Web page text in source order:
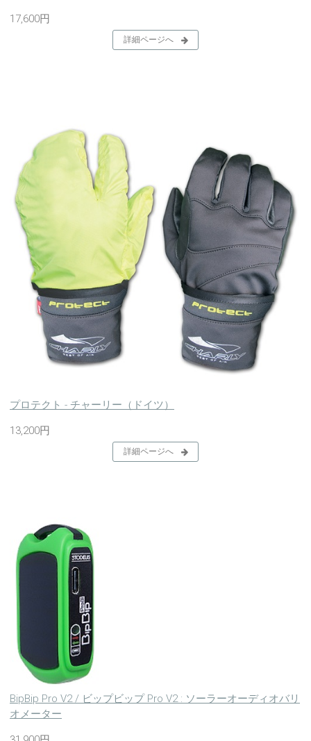
17,600円
詳細ページへ
プロテクト - チャーリー（ドイツ）
13,200円
詳細ページへ
BipBip Pro V2 / ビップビップ Pro V2 : ソーラーオーディオバリ
オメーター